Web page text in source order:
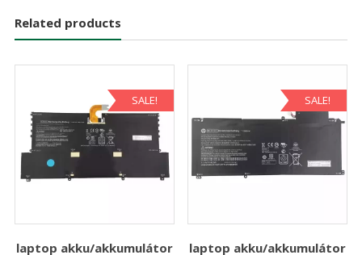
Related products
SALE!
laptop akku/akkumulátor
SALE!
laptop akku/akkumulátor